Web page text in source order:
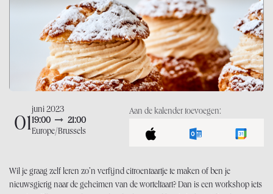
01
juni 2023
19:00
21:00
Europe/Brussels
Aan de kalender toevoegen:
Wil je graag zelf leren zo’n verfijnd citroentaartje te maken of ben je
nieuwsgierig naar de geheimen van de worteltaart? Dan is een workshop iets